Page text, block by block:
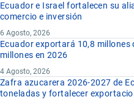
Ecuador e Israel fortalecen su
comercio e inversión
6 Agosto, 2026
Ecuador exportará 10,8 millones
millones en 2026
4 Agosto, 2026
Zafra azucarera 2026-2027 de
toneladas y fortalecer